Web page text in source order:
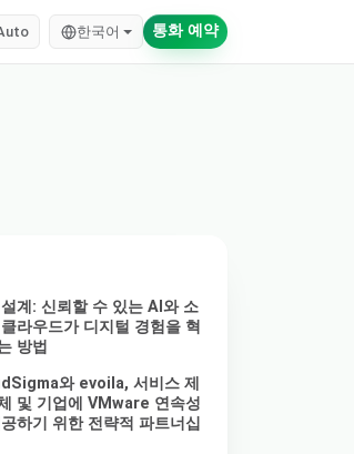
한국어 통화 예약
계: 신뢰할 수 있는 AI와 소
라우드가 디지털 경험을 혁
방법
와 evoila, 서비스 제
및 기업에 VMware 연속성
하기 위한 전략적 파트너십